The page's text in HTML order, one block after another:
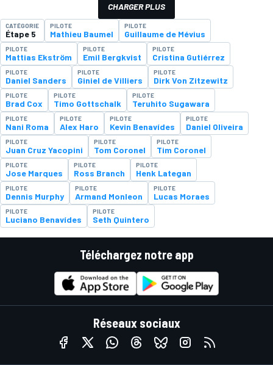
CHARGER PLUS
CATÉGORIE
Étape 5
PILOTE
Mathieu Baumel
PILOTE
Guillaume de Mévius
PILOTE
Mattias Ekström
PILOTE
Emil Bergkvist
PILOTE
Cristina Gutiérrez
PILOTE
Daniel Sanders
PILOTE
Giniel de Villiers
PILOTE
Dirk Von Zitzewitz
PILOTE
Brad Cox
PILOTE
Timo Gottschalk
PILOTE
Teruhito Sugawara
PILOTE
Nani Roma
PILOTE
Alex Haro
PILOTE
Kevin Benavídes
PILOTE
Daniel Oliveira
PILOTE
Juan Cruz Yacopini
PILOTE
Tom Coronel
PILOTE
Tim Coronel
PILOTE
Jose Marques
PILOTE
Ross Branch
PILOTE
Henk Lategan
PILOTE
Dennis Murphy
PILOTE
Armand Monleon
PILOTE
Lucas Moraes
PILOTE
Luciano Benavídes
PILOTE
Seth Quintero
Téléchargez notre app
Réseaux sociaux